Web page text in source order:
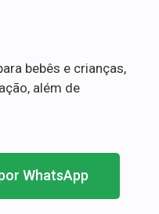
bebês e crianças,
além de
WhatsApp